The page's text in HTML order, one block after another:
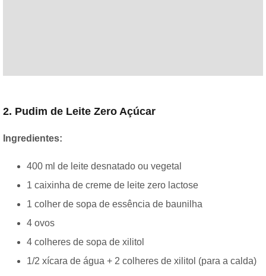
2. Pudim de Leite Zero Açúcar
Ingredientes:
400 ml de leite desnatado ou vegetal
1 caixinha de creme de leite zero lactose
1 colher de sopa de essência de baunilha
4 ovos
4 colheres de sopa de xilitol
1/2 xícara de água + 2 colheres de xilitol (para a calda)